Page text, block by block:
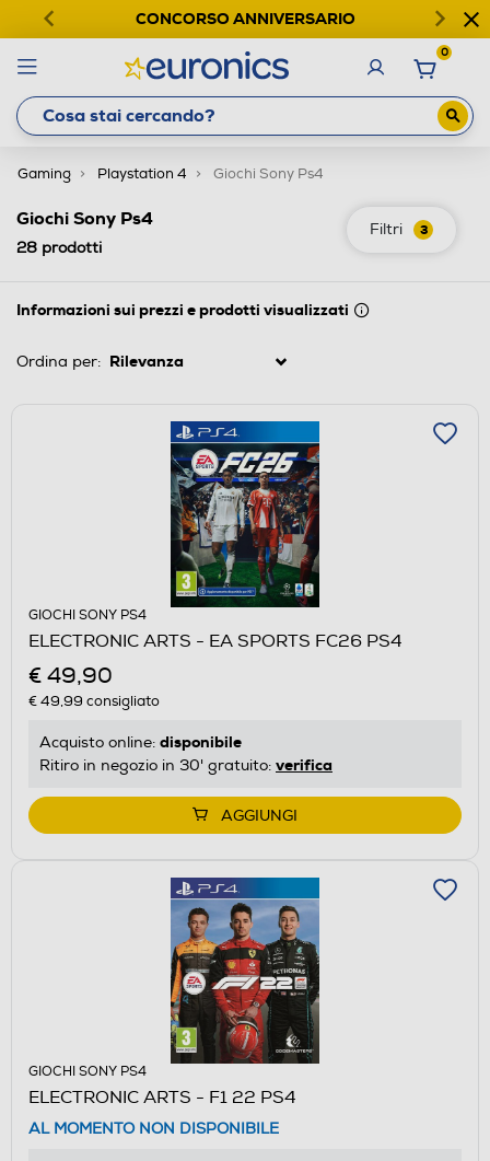
CONCORSO ANNIVERSARIO
0
Gaming Playstation 4 Giochi Sony Ps4
Filtri 3
Giochi Sony Ps4
28 prodotti
Informazioni sui prezzi e prodotti visualizzati
Ordina per:
GIOCHI SONY PS4
ELECTRONIC ARTS - EA SPORTS FC26 PS4
€ 49,90
€ 49,99 consigliato
Acquisto online: disponibile
Ritiro in negozio in 30' gratuito: verifica
AGGIUNGI
GIOCHI SONY PS4
ELECTRONIC ARTS - F1 22 PS4
AL MOMENTO NON DISPONIBILE